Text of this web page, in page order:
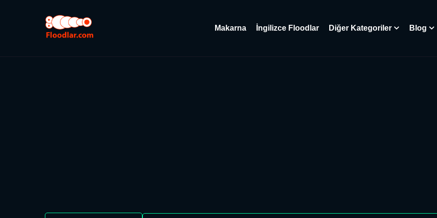
Makarna İngilizce Floodlar Diğer Kategoriler Blog